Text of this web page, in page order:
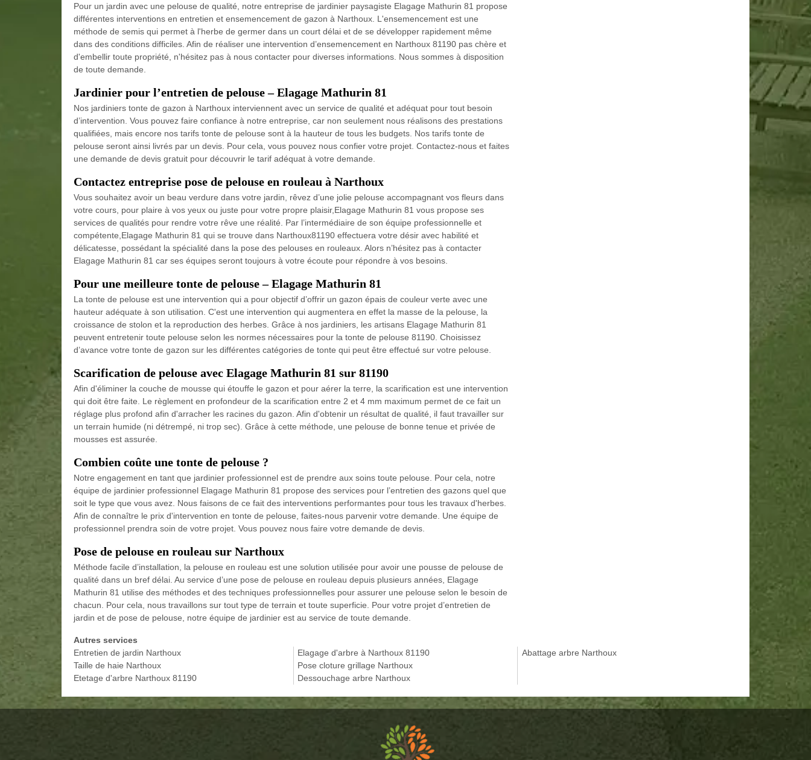
Pour un jardin avec une pelouse de qualité, notre entreprise de jardinier paysagiste Elagage Mathurin 81 propose
différentes interventions en entretien et ensemencement de gazon à Narthoux. L'ensemencement est une
méthode de semis qui permet à l'herbe de germer dans un court délai et de se développer rapidement même
dans des conditions difficiles. Afin de réaliser une intervention d’ensemencement en Narthoux 81190 pas chère et
d'embellir toute propriété, n'hésitez pas à nous contacter pour diverses informations. Nous sommes à disposition
de toute demande.
Jardinier pour l’entretien de pelouse – Elagage Mathurin 81
Nos jardiniers tonte de gazon à Narthoux interviennent avec un service de qualité et adéquat pour tout besoin
d’intervention. Vous pouvez faire confiance à notre entreprise, car non seulement nous réalisons des prestations
qualifiées, mais encore nos tarifs tonte de pelouse sont à la hauteur de tous les budgets. Nos tarifs tonte de
pelouse seront ainsi livrés par un devis. Pour cela, vous pouvez nous confier votre projet. Contactez-nous et faites
une demande de devis gratuit pour découvrir le tarif adéquat à votre demande.
Contactez entreprise pose de pelouse en rouleau à Narthoux
Vous souhaitez avoir un beau verdure dans votre jardin, rêvez d’une jolie pelouse accompagnant vos fleurs dans
votre cours, pour plaire à vos yeux ou juste pour votre propre plaisir,Elagage Mathurin 81 vous propose ses
services de qualités pour rendre votre rêve une réalité. Par l’intermédiaire de son équipe professionnelle et
compétente,Elagage Mathurin 81 qui se trouve dans Narthoux81190 effectuera votre désir avec habilité et
délicatesse, possédant la spécialité dans la pose des pelouses en rouleaux. Alors n’hésitez pas à contacter
Elagage Mathurin 81 car ses équipes seront toujours à votre écoute pour répondre à vos besoins.
Pour une meilleure tonte de pelouse – Elagage Mathurin 81
La tonte de pelouse est une intervention qui a pour objectif d’offrir un gazon épais de couleur verte avec une
hauteur adéquate à son utilisation. C'est une intervention qui augmentera en effet la masse de la pelouse, la
croissance de stolon et la reproduction des herbes. Grâce à nos jardiniers, les artisans Elagage Mathurin 81
peuvent entretenir toute pelouse selon les normes nécessaires pour la tonte de pelouse 81190. Choisissez
d’avance votre tonte de gazon sur les différentes catégories de tonte qui peut être effectué sur votre pelouse.
Scarification de pelouse avec Elagage Mathurin 81 sur 81190
Afin d'éliminer la couche de mousse qui étouffe le gazon et pour aérer la terre, la scarification est une intervention
qui doit être faite. Le règlement en profondeur de la scarification entre 2 et 4 mm maximum permet de ce fait un
réglage plus profond afin d'arracher les racines du gazon. Afin d'obtenir un résultat de qualité, il faut travailler sur
un terrain humide (ni détrempé, ni trop sec). Grâce à cette méthode, une pelouse de bonne tenue et privée de
mousses est assurée.
Combien coûte une tonte de pelouse ?
Notre engagement en tant que jardinier professionnel est de prendre aux soins toute pelouse. Pour cela, notre
équipe de jardinier professionnel Elagage Mathurin 81 propose des services pour l’entretien des gazons quel que
soit le type que vous avez. Nous faisons de ce fait des interventions performantes pour tous les travaux d'herbes.
Afin de connaître le prix d'intervention en tonte de pelouse, faites-nous parvenir votre demande. Une équipe de
professionnel prendra soin de votre projet. Vous pouvez nous faire votre demande de devis.
Pose de pelouse en rouleau sur Narthoux
Méthode facile d’installation, la pelouse en rouleau est une solution utilisée pour avoir une pousse de pelouse de
qualité dans un bref délai. Au service d’une pose de pelouse en rouleau depuis plusieurs années, Elagage
Mathurin 81 utilise des méthodes et des techniques professionnelles pour assurer une pelouse selon le besoin de
chacun. Pour cela, nous travaillons sur tout type de terrain et toute superficie. Pour votre projet d’entretien de
jardin et de pose de pelouse, notre équipe de jardinier est au service de toute demande.
Autres services
Entretien de jardin Narthoux
Taille de haie Narthoux
Etetage d'arbre Narthoux 81190
Elagage d'arbre à Narthoux 81190
Pose cloture grillage Narthoux
Dessouchage arbre Narthoux
Abattage arbre Narthoux